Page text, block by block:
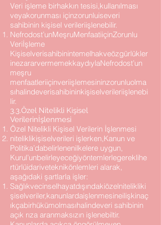
Veri işleme birhakkın tesisi,kullanılması
veyakorunması içinzorunluiseveri
sahibinin kişisel verileriişlenebilir.
Nefrodost’unMeşruMenfaatiiçinZorunlu
Veriİşleme
Kişiselverisahibinintemelhakveözgürlükler
inezararvermemekkaydıylaNefrodost’un
meşru
menfaatleriiçinveriişlemesininzorunluolma
sıhalindeverisahibininkişiselverileriişlenebi
lir.
3.3.Özel Nitelikli Kişisel
Verilerinİşlenmesi
Özel Nitelikli Kişisel Verilerin İşlenmesi
niteliklikişiselverileri işlerken,Kanun ve
Politika’dabelirlenenilkelere uygun,
Kurul’unbelirleyeceğiyöntemlerlegereklihe
rtürlüidariveteknikönlemleri alarak,
aşağıdaki şartlarla işler:
Sağlıkvecinselhayatdışındakiözelnitelikliki
şiselveriler,kanunlardaişlenmesineilişkinaç
ıkçabirhükümolmasıhalindeveri sahibinin
açık rıza aranmaksızın işlenebiltir.